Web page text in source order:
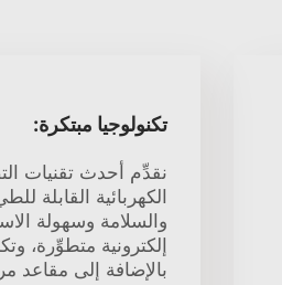
تكنولوجيا مبتكرة:
نقدِّم أحدث تقنيات
الكهربائية القابلة
والسلامة وسهولة
إلكترونية متطوِّرة،
بالإضافة إلى مقاعد